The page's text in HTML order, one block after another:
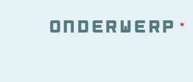
Onderwerp